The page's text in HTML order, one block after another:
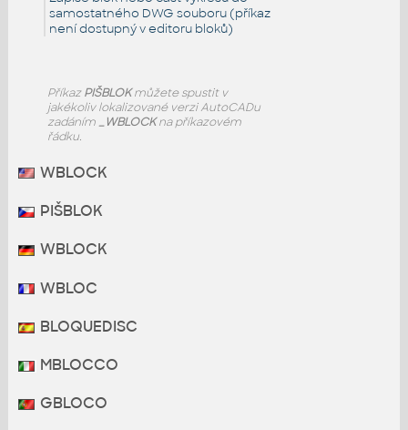
samostatného DWG souboru (příkaz
není dostupný v editoru bloků)
PříkazPIŠBLOKmůžete spustit v
jakékoliv lokalizované verzi AutoCADu
zadáním _WBLOCKna příkazovém
řádku.
WBLOCK
PIŠBLOK
WBLOCK
WBLOC
BLOQUEDISC
MBLOCCO
GBLOCO